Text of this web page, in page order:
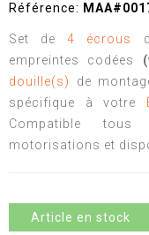
Référence:
Set de4 écrous
empreintes codées
douille(s)
de
spécifique à votre
Compatible
motorisations et
Article en stock